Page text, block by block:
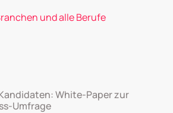
und alle Berufe
White-Paper zur
Umfrage